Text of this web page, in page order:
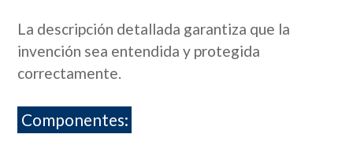
La descripción detallada garantiza que la
invención sea entendida y protegida
correctamente.
Componentes: